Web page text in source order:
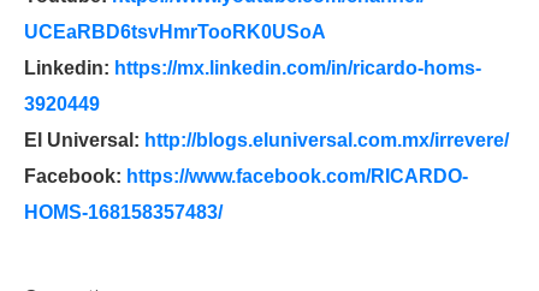
UCEaRBD6tsvHmrTooRK0USoA
Linkedin: https://mx.linkedin.com/in/ricardo-homs-
3920449
El Universal: http://blogs.eluniversal.com.mx/irrevere/
Facebook: https://www.facebook.com/RICARDO-
HOMS-168158357483/